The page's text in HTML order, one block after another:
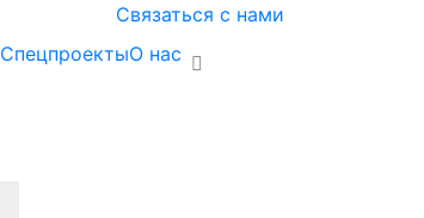
Связаться с нами
СпецпроектыО нас